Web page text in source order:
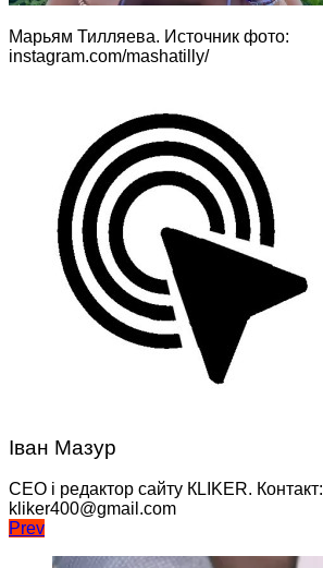
Марьям Тилляева. Источник фото:
instagram.com/mashatilly/
Іван Мазур
CEO і редактор сайту КLIKER. Контакт:
kliker400@gmail.com
Навігація
Prev